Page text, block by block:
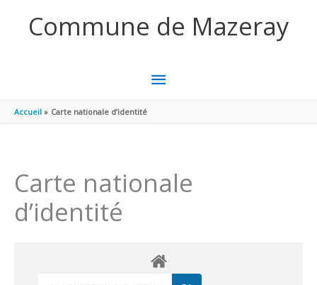
Commune de Mazeray
MENU
Accueil Carte nationale d’identité
Carte nationale
d’identité